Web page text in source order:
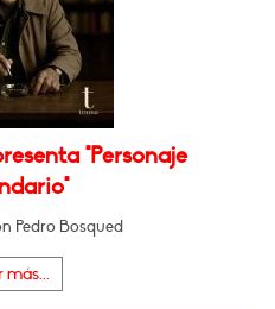
"Personaje
Pedro Bosqued
más...